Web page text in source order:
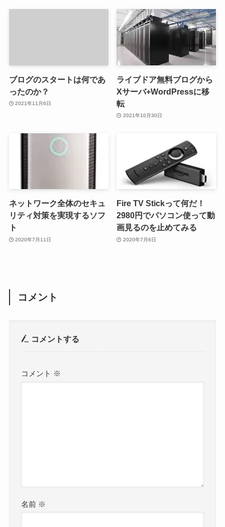
ブログのスタートは何であ
ったのか？
2021年11月6日
ライブドア無料ブログから
Xサーバ+WordPressに移
転
2021年10月30日
ネットワーク全体のセキュ
リティ対策を実現するソフ
ト
2020年7月11日
Fire TV Stickって何だ！
2980円でパソコン使って動
画見るのを止めてみる
2020年7月6日
コメント
コメントする
コメント ※
名前 ※